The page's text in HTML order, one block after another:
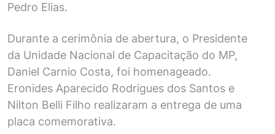
Pedro Elias.
Durante a cerimônia de abertura, o Presidente
da Unidade Nacional de Capacitação do MP,
Daniel Carnio Costa, foi homenageado.
Eronides Aparecido Rodrigues dos Santos e
Nilton Belli Filho realizaram a entrega de uma
placa comemorativa.